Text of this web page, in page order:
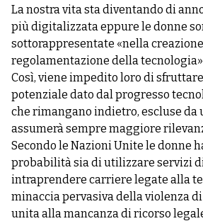
La nostra vita sta diventando di
più digitalizzata eppure le donne
sottorappresentate «nella
regolamentazione della
Così, viene impedito loro di
potenziale dato dal progresso
che rimangano indietro, escluse da
assumerà sempre maggiore
Secondo le Nazioni Unite le donne
probabilità sia di utilizzare servizi
intraprendere carriere legate alla
minaccia pervasiva della violenza
unita alla mancanza di ricorso